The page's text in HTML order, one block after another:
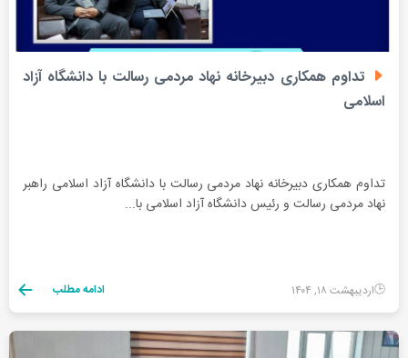
تداوم همکاری دبیرخانه نهاد مردمی رسالت با دانشگاه آزاد
اسلامی
تداوم همکاری دبیرخانه نهاد مردمی رسالت با دانشگاه آزاد اسلامی راهبر
نهاد مردمی رسالت و رئیس دانشگاه آزاد اسلامی با...
اردیبهشت ۱۸, ۱۴۰۴ ادامه مطلب